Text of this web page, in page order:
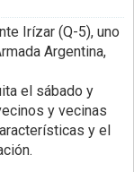
Irízar (Q-5), uno
Argentina,
el sábado y
y vecinas
y el